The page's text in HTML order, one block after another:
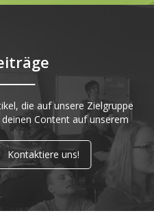
die auf unsere Zielgruppe
Content auf unserem
Kontaktiere uns!